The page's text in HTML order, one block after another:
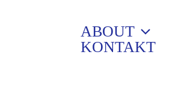
ABOUT
KONTAKT